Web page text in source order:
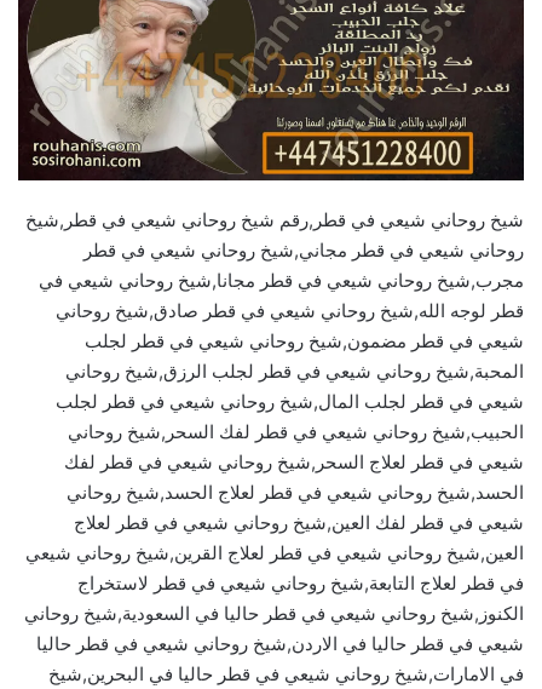
شيخ روحاني شيعي في قطر,رقم شيخ روحاني شيعي في قطر,شيخ
روحاني شيعي في قطر مجاني,شيخ روحاني شيعي في قطر
مجرب,شيخ روحاني شيعي في قطر مجانا,شيخ روحاني شيعي في
قطر لوجه الله,شيخ روحاني شيعي في قطر صادق,شيخ روحاني
شيعي في قطر مضمون,شيخ روحاني شيعي في قطر لجلب
المحبة,شيخ روحاني شيعي في قطر لجلب الرزق,شيخ روحاني
شيعي في قطر لجلب المال,شيخ روحاني شيعي في قطر لجلب
الحبيب,شيخ روحاني شيعي في قطر لفك السحر,شيخ روحاني
شيعي في قطر لعلاج السحر,شيخ روحاني شيعي في قطر لفك
الحسد,شيخ روحاني شيعي في قطر لعلاج الحسد,شيخ روحاني
شيعي في قطر لفك العين,شيخ روحاني شيعي في قطر لعلاج
العين,شيخ روحاني شيعي في قطر لعلاج القرين,شيخ روحاني شيعي
في قطر لعلاج التابعة,شيخ روحاني شيعي في قطر لاستخراج
الكنوز,شيخ روحاني شيعي في قطر حاليا في السعودية,شيخ روحاني
شيعي في قطر حاليا في الاردن,شيخ روحاني شيعي في قطر حاليا
في الامارات,شيخ روحاني شيعي في قطر حاليا في البحرين,شيخ